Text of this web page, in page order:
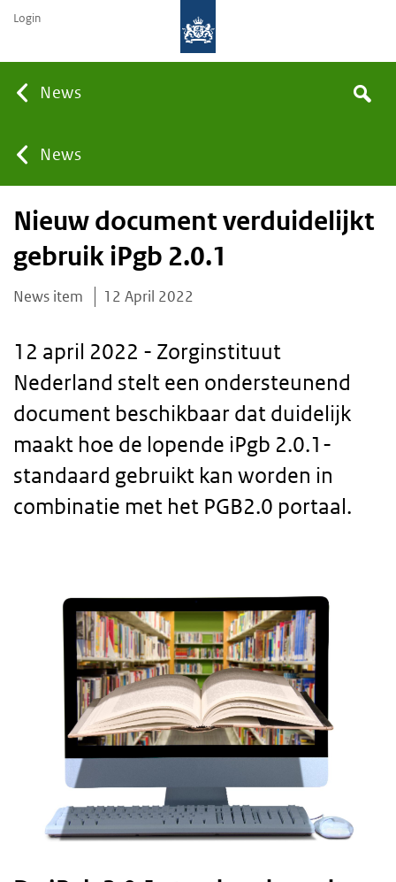
News
You
are
here:
News
the
Search
Login
Nieuw document verduidelijkt
gebruik iPgb 2.0.1
News item 12 April 2022
12 april 2022 - Zorginstituut
Nederland stelt een ondersteunend
document beschikbaar dat duidelijk
maakt hoe de lopende iPgb 2.0.1-
standaard gebruikt kan worden in
combinatie met het PGB2.0 portaal.
Body